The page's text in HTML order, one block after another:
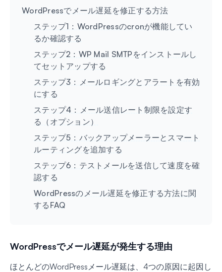
WordPressでメール遅延を修正する方法
ステップ1：WordPressのcronが機能してい
るか確認する
ステップ2：WP Mail SMTPをインストールし
てセットアップする
ステップ3：メールロギングとアラートを有効
にする
ステップ4：メール送信レート制限を設定す
る（オプション）
ステップ5：バックアップメーラーとスマート
ルーティングを追加する
ステップ6：テストメールを送信して速度を確
認する
WordPressのメール遅延を修正する方法に関
するFAQ
WordPressでメール遅延が発生する理由
ほとんどのWordPressメール遅延は、4つの原因に起因し